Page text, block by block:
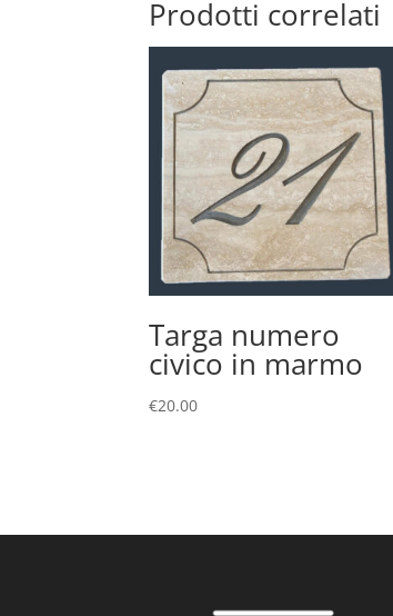
Prodotti correlati
Targa numero
civico in marmo
€20.00